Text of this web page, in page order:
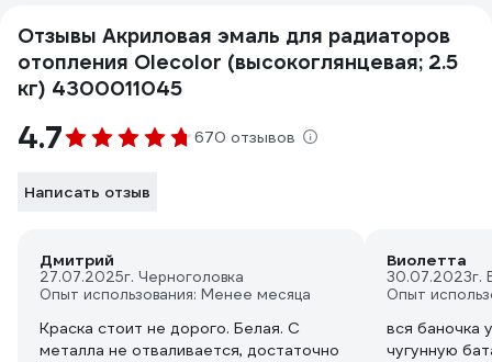
Отзывы Акриловая эмаль для радиаторов
отопления Olecolor (высокоглянцевая; 2.5
кг) 4300011045
4.7 670 отзывов
Написать отзыв
Дмитрий
27.07.2025г. Черноголовка
Опыт использования: Менее месяца
Краска стоит не дорого. Белая. С
металла не отваливается, достаточно
Виолетта
30.07.2023г.
Опыт
вся баночка
чугунную